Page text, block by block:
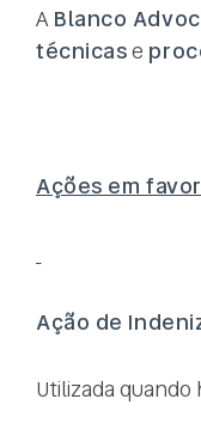
ABlanco
técnicase
Ações em
Ação de
Utilizada quando